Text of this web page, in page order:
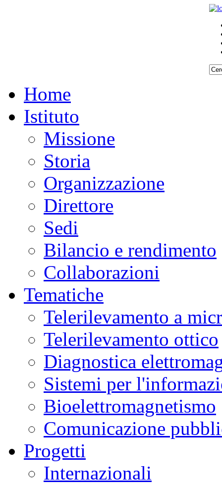
Home
Istituto
Missione
Storia
Organizzazione
Direttore
Sedi
Bilancio e rendimento
Collaborazioni
Tematiche
Telerilevamento a
Telerilevamento ottico
Diagnostica
Sistemi per
Bioelettromagnetismo
Comunicazione
Progetti
Internazionali